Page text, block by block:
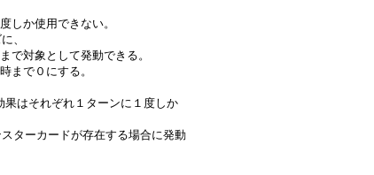
しか使用できない。
、
で対象として発動できる。
まで０にする。
果はそれぞれ１ターンに１度しか
ターカードが存在する場合に発動